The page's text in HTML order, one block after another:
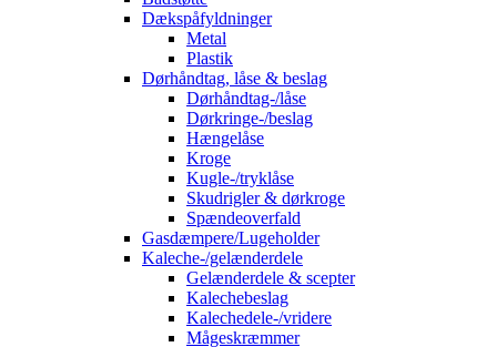
Dækspåfyldninger
Metal
Plastik
Dørhåndtag, låse & beslag
Dørhåndtag-/låse
Dørkringe-/beslag
Hængelåse
Kroge
Kugle-/tryklåse
Skudrigler & dørkroge
Spændeoverfald
Gasdæmpere/Lugeholder
Kaleche-/gelænderdele
Gelænderdele & scepter
Kalechebeslag
Kalechedele-/vridere
Mågeskræmmer